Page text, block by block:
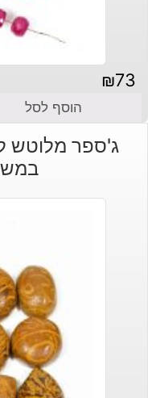
₪73
הוסף לסל